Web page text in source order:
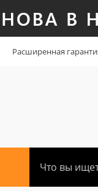
Расширенная